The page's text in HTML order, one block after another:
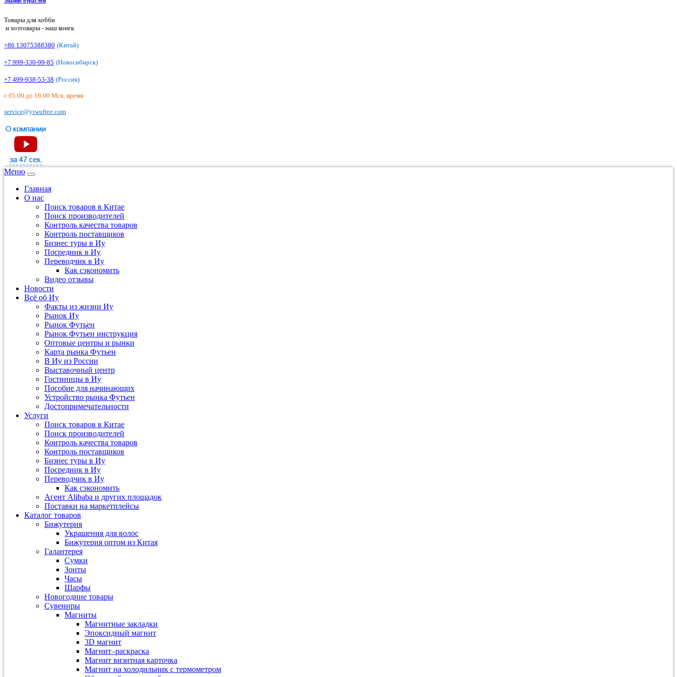
Товары для хобби
и хозтовары - наш конек
+86 13075388380 (Китай)
+7 999-330-99-85 (Новосибирск)
+7 499-938-53-38 (Россия)
с 05.00 до 16.00 Мск. время
service@yiwufree.com
Меню
Главная
О нас
Поиск товаров в Китае
Поиск производителей
Контроль качества товаров
Контроль поставщиков
Бизнес туры в Иу
Посредник в Иу
Переводчик в Иу
Как сэкономить
Видео отзывы
Новости
Всё об Иу
Факты из жизни Иу
Рынок Иу
Рынок Футьен
Рынок Футьен инструкция
Оптовые центры и рынки
Карта рынка Футьен
В Иу из России
Выставочный центр
Гостиницы в Иу
Пособие для начинающих
Устройство рынка Футьен
Достопримечательности
Услуги
Поиск товаров в Китае
Поиск производителей
Контроль качества товаров
Контроль поставщиков
Бизнес туры в Иу
Посредник в Иу
Переводчик в Иу
Как сэкономить
Агент Alibaba и других площадок
Поставки на маркетплейсы
Каталог товаров
Бижутерия
Украшения для волос
Бижутерия оптом из Китая
Галантерея
Сумки
Зонты
Часы
Шарфы
Новогодние товары
Сувениры
Магниты
Магнитные закладки
Эпоксидный магнит
3D магнит
Магнит–раскраска
Магнит визитная карточка
Магнит на холодильник с термометром